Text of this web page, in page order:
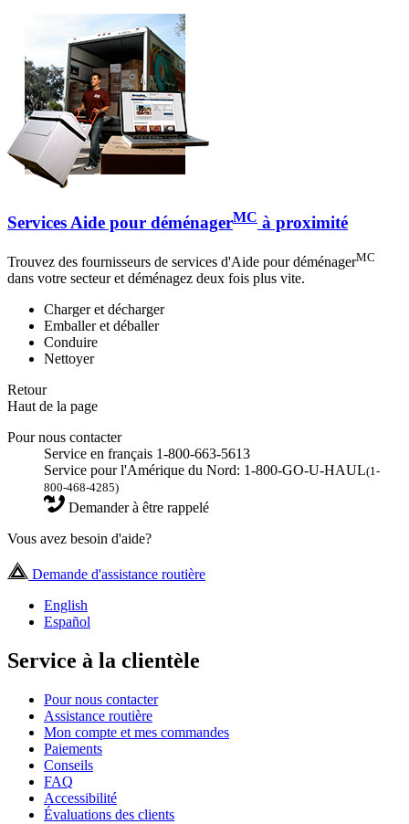
Services Aide pour déménagerMC à proximité
Trouvez des fournisseurs de services d'Aide pour déménagerMC
dans votre secteur et déménagez deux fois plus vite.
Charger et décharger
Emballer et déballer
Conduire
Nettoyer
Retour
Haut de la page
Pour nous contacter
Service en français 1-800-663-5613
Service pour l'Amérique du Nord: 1-800-GO-U-HAUL(1-
800-468-4285)
Demander à être rappelé
Vous avez besoin d'aide?
Demande d'assistance routière
English
Español
Service à la clientèle
Pour nous contacter
Assistance routière
Mon compte et mes commandes
Paiements
Conseils
FAQ
Accessibilité
Évaluations des clients